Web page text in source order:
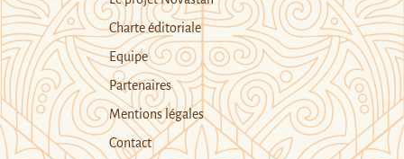
Charte éditoriale
Equipe
Partenaires
Mentions légales
Contact